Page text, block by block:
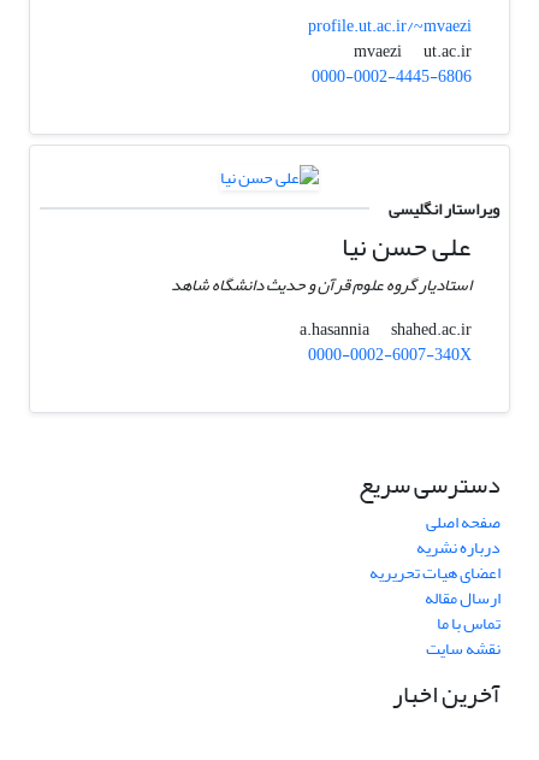
profile.ut.ac.ir/~mvaezi
mvaezi
ut.ac.ir
0000-0002-4445-6806
ویراستار انگلیسی
علی حسن نیا
استادیار گروه علوم قرآن و حدیث دانشگاه شاهد
a.hasannia
shahed.ac.ir
0000-0002-6007-340X
دسترسی سریع
صفحه اصلی
درباره نشریه
اعضای هیات تحریریه
ارسال مقاله
تماس با ما
نقشه سایت
آخرین اخبار